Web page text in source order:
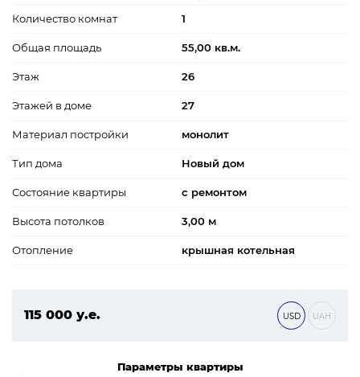
Количество комнат 1
Общая площадь 55,00 кв.м.
Этаж 26
Этажей в доме 27
Материал постройки монолит
Тип дома Новый дом
Состояние квартиры с ремонтом
Высота потолков 3,00 м
Отопление крышная котельная
115 000 у.е.
USD UAH
Параметры квартиры